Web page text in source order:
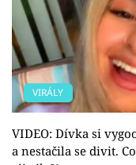
VIRÁLY
VIDEO: Dívka si
a nestačila se divit.